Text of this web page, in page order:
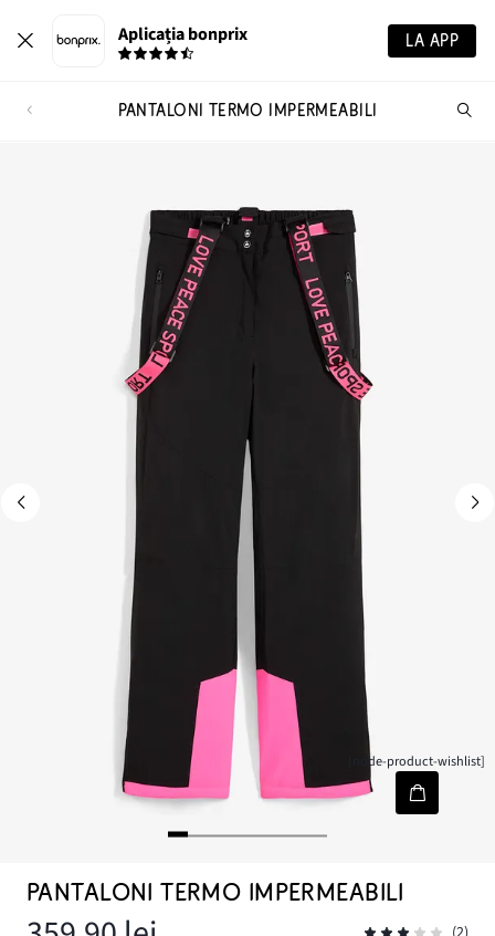
Aplicația bonprix LA APP
PANTALONI TERMO IMPERMEABILI
[node-product-wishlist]
PANTALONI TERMO IMPERMEABILI